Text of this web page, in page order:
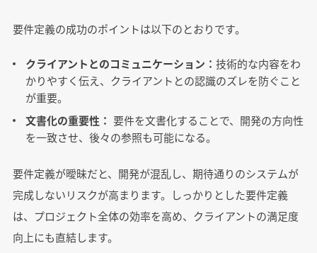
要件定義の成功のポイントは以下のとおりです。
クライアントとのコミュニケーション： 技術的な内容をわ
かりやすく伝え、クライアントとの認識のズレを防ぐこと
が重要。
文書化の重要性： 要件を文書化することで、開発の方向性
を一致させ、後々の参照も可能になる。
要件定義が曖昧だと、開発が混乱し、期待通りのシステムが
完成しないリスクが高まります。しっかりとした要件定義
は、プロジェクト全体の効率を高め、クライアントの満足度
向上にも直結します。